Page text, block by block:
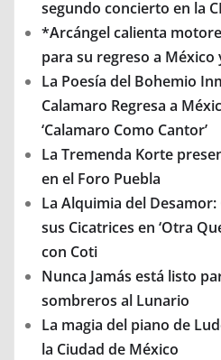
segundo concierto en la
*Arcángel calienta
para su regreso a México
La Poesía del Bohemio
Calamaro Regresa a
‘Calamaro Como Cantor’
La Tremenda Korte
en el Foro Puebla
La Alquimia del
sus Cicatrices en ‘Otra
con Coti
Nunca Jamás está listo
sombreros al Lunario
La magia del piano de
la Ciudad de México